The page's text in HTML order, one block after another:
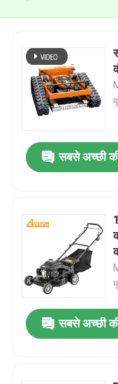
सबसे अच्छी
सबसे अच्छी